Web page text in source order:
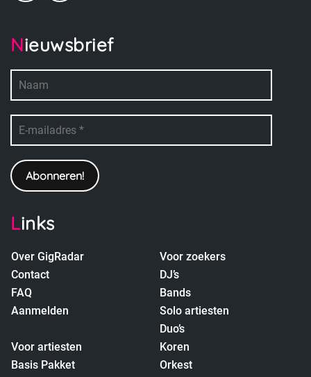
Nieuwsbrief
Links
Over GigRadar
Voor zoekers
Contact
DJ’s
FAQ
Bands
Aanmelden
Solo artiesten
Duo’s
Voor artiesten
Koren
Basis Pakket
Orkest